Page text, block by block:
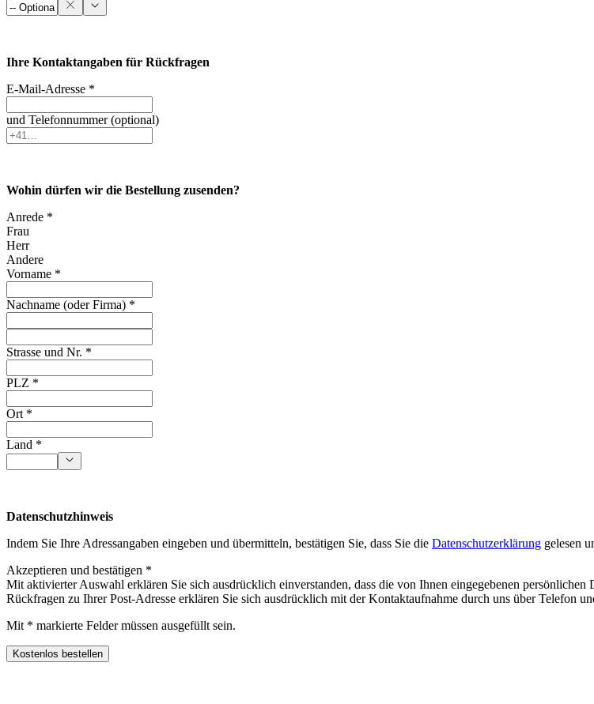
Ihre Kontaktangaben für Rückfragen
E-Mail-Adresse *
und Telefonnummer (optional)
Wohin dürfen wir die Bestellung zusenden?
Anrede *
Frau
Herr
Andere
Vorname *
Nachname (oder Firma) *
Strasse und Nr. *
PLZ *
Ort *
Land *
Datenschutzhinweis
Indem Sie Ihre Adressangaben eingeben und übermitteln, bestätigen Sie, dass Sie die Datenschutzerklärung gelesen
Akzeptieren und bestätigen *
Mit aktivierter Auswahl erklären Sie sich ausdrücklich einverstanden, dass die von Ihnen eingegebenen
Rückfragen zu Ihrer Post-Adresse erklären Sie sich ausdrücklich mit der Kontaktaufnahme durch uns über Telefon
Mit * markierte Felder müssen ausgefüllt sein.
Kostenlos bestellen